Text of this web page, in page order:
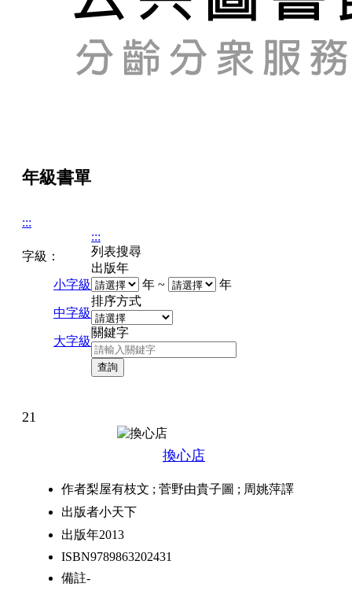
年級書單
:::
字級：
小字級
中字級
大字級
:::
列表搜尋
出版年
年 ~
年
排序方式
關鍵字
21
換心店
作者梨屋有枝文 ; 菅野由貴子圖 ; 周姚萍譯
出版者小天下
出版年2013
ISBN9789863202431
備註-